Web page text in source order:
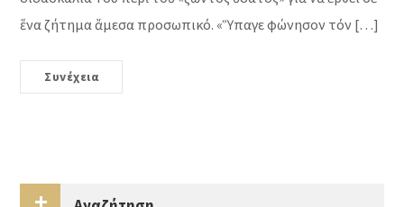
ἕνα ζήτημα ἄμεσα προσωπικό. «Ὕπαγε φώνησον τόν […]
Συνέχεια